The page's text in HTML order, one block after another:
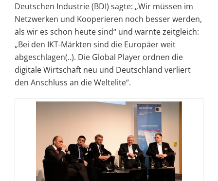
Deutschen Industrie (BDI) sagte: „Wir müssen im
Netzwerken und Kooperieren noch besser werden,
als wir es schon heute sind“ und warnte zeitgleich:
„Bei den IKT-Märkten sind die Europäer weit
abgeschlagen(..). Die Global Player ordnen die
digitale Wirtschaft neu und Deutschland verliert
den Anschluss an die Weltelite“.